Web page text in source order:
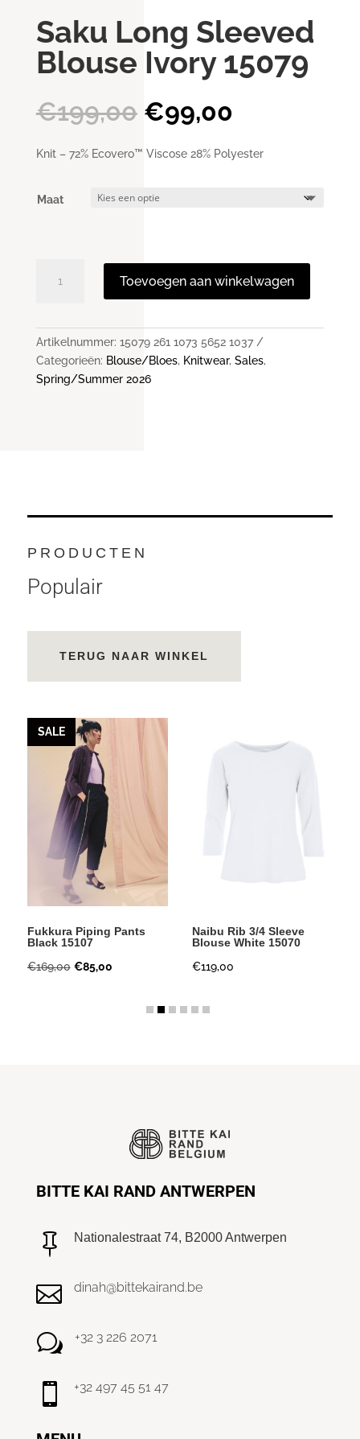
Saku Long Sleeved
Blouse Ivory 15079
€199,00 Oorspronkelijke
prijs
was:
€199,00.
€99,00
is:
€99,00.
Knit – 72% Ecovero™ Viscose 28% Polyester
Maat
Long
Ivory
15079
aantal
Toevoegen aan winkelwagen
Artikelnummer: 15079 261 1073 5652 1037
Categorieën: Blouse/Bloes, Knitwear, Sales,
Spring/Summer 2026
PRODUCTEN
Populair
TERUG NAAR WINKEL
SALE
Fukkura Piping Pants
Black 15107
€169,00 Oorspronkelijke
€85,00Huidige
Naibu Rib 3/4 Sleeve
Blouse White 15070
€119,00
BITTE KAI RAND ANTWERPEN
 Nationalestraat 74, B2000 Antwerpen
 dinah@bittekairand.be
w +32 3 226 2071
 +32 497 45 51 47